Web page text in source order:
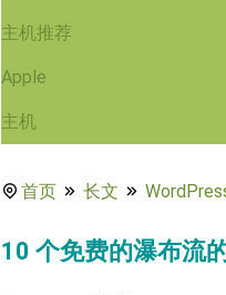
主机推荐
Apple
主机
首页 长文
10 个免费的瀑布流